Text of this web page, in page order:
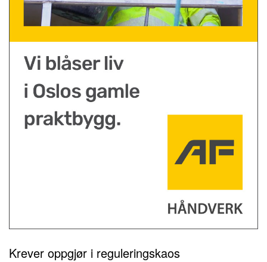
Krever oppgjør i reguleringskaos